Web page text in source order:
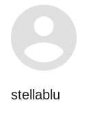
stellablu